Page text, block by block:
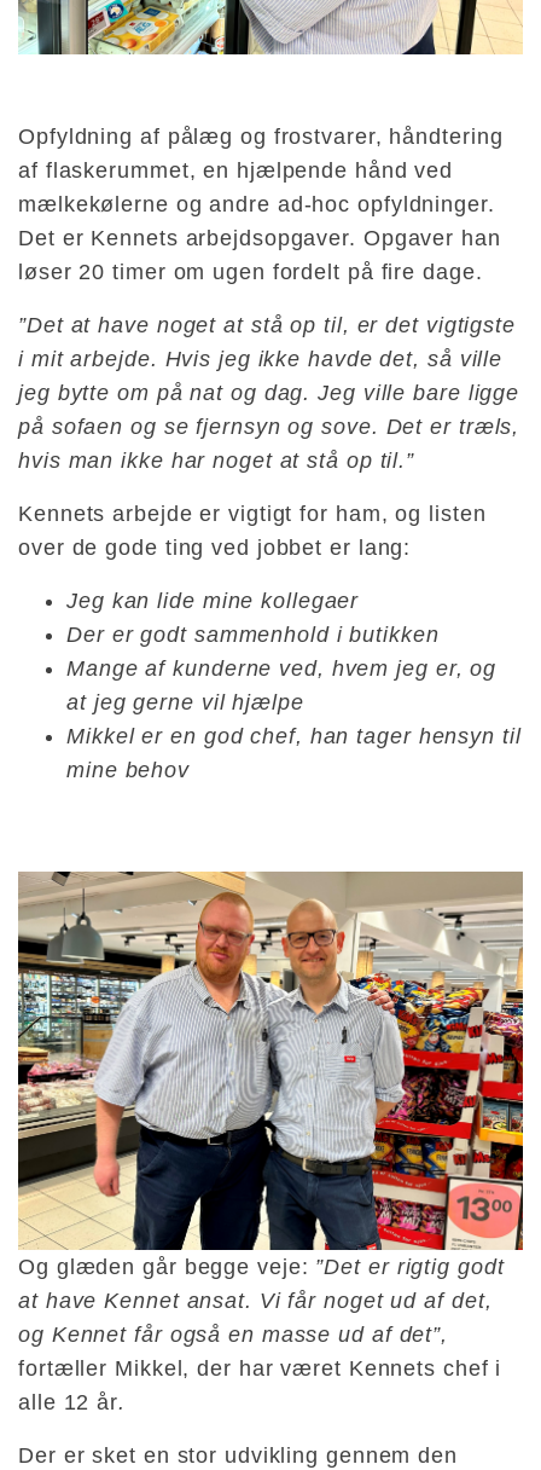
Opfyldning af pålæg og frostvarer, håndtering
af flaskerummet, en hjælpende hånd ved
mælkekølerne og andre ad-hoc opfyldninger.
Det er Kennets arbejdsopgaver. Opgaver han
løser 20 timer om ugen fordelt på fire dage.
”Det at have noget at stå op til, er det vigtigste
i mit arbejde. Hvis jeg ikke havde det, så ville
jeg bytte om på nat og dag. Jeg ville bare ligge
på sofaen og se fjernsyn og sove. Det er træls,
hvis man ikke har noget at stå op til.”
Kennets arbejde er vigtigt for ham, og listen
over de gode ting ved jobbet er lang:
Jeg kan lide mine kollegaer
Der er godt sammenhold i butikken
Mange af kunderne ved, hvem jeg er, og
at jeg gerne vil hjælpe
Mikkel er en god chef, han tager hensyn til
mine behov
Og glæden går begge veje: ”Det er rigtig godt
at have Kennet ansat. Vi får noget ud af det,
og Kennet får også en masse ud af det”,
fortæller Mikkel, der har været Kennets chef i
alle 12 år.
Der er sket en stor udvikling gennem den